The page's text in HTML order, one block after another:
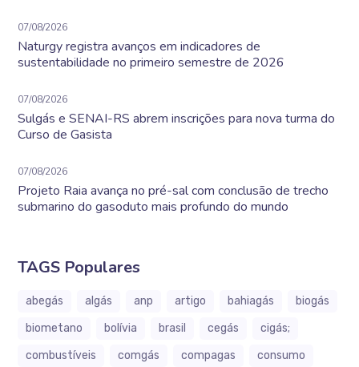
07/08/2026
Naturgy registra avanços em indicadores de
sustentabilidade no primeiro semestre de 2026
07/08/2026
Sulgás e SENAI-RS abrem inscrições para nova turma do
Curso de Gasista
07/08/2026
Projeto Raia avança no pré-sal com conclusão de trecho
submarino do gasoduto mais profundo do mundo
TAGS Populares
abegás algás anp artigo bahiagás
biogás
biometano
bolívia brasil cegás
cigás;
combustíveis
comgás compagas
consumo